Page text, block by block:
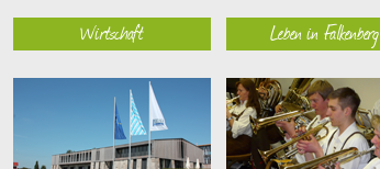
Wirtschaft Leben in Falkenberg